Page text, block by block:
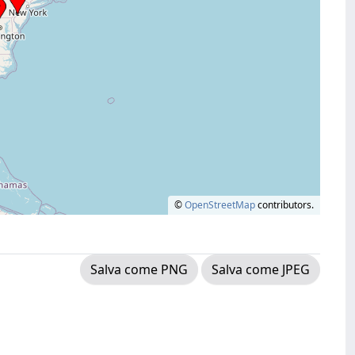
©OpenStreetMapcontributors.
Salva come PNG Salva come JPEG